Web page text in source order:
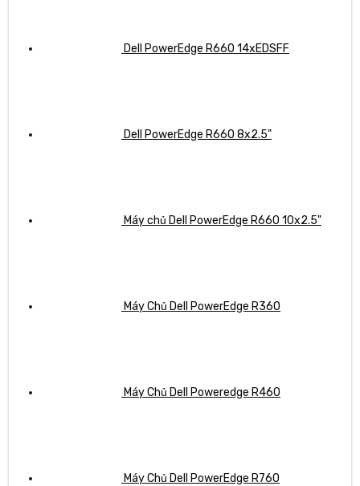
Dell PowerEdge R660 14xEDSFF
Dell PowerEdge R660 8x2.5"
Máy chủ Dell PowerEdge R660 10x2.5"
Máy Chủ Dell PowerEdge R360
Máy Chủ Dell Poweredge R460
Máy Chủ Dell PowerEdge R760